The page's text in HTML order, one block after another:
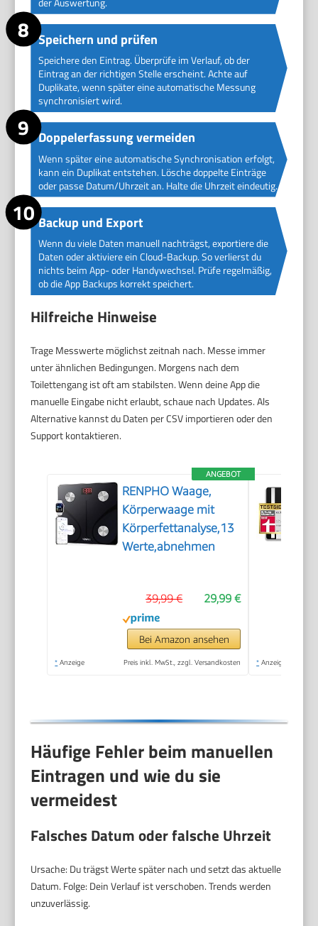
Speichern und prüfen
Speichere den Eintrag. Überprüfe im Verlauf, ob der
Eintrag an der richtigen Stelle erscheint. Achte auf
Duplikate, wenn später eine automatische Messung
synchronisiert wird.
Doppelerfassung vermeiden
Wenn später eine automatische Synchronisation erfolgt,
kann ein Duplikat entstehen. Lösche doppelte Einträge
oder passe Datum/Uhrzeit an. Halte die Uhrzeit eindeutig.
Backup und Export
Wenn du viele Daten manuell nachträgst, exportiere die
Daten oder aktiviere ein Cloud-Backup. So verlierst du
nichts beim App- oder Handywechsel. Prüfe regelmäßig,
ob die App Backups korrekt speichert.
Hilfreiche Hinweise
Trage Messwerte möglichst zeitnah nach. Messe immer
unter ähnlichen Bedingungen. Morgens nach dem
Toilettengang ist oft am stabilsten. Wenn deine App die
manuelle Eingabe nicht erlaubt, schaue nach Updates. Als
Alternative kannst du Daten per CSV importieren oder den
Support kontaktieren.
ANGEBOT
RENPHO Waage,
Körperwaage mit
Körperfettanalyse,13
Werte,abnehmen
29,99 €
39,99 €
Bei Amazon ansehen
* Anzeige Preis inkl. MwSt., zzgl. Versandkosten * Anzeige
Häufige Fehler beim manuellen
Eintragen und wie du sie
vermeidest
Falsches Datum oder falsche Uhrzeit
Ursache: Du trägst Werte später nach und setzt das aktuelle
Datum. Folge: Dein Verlauf ist verschoben. Trends werden
unzuverlässig.